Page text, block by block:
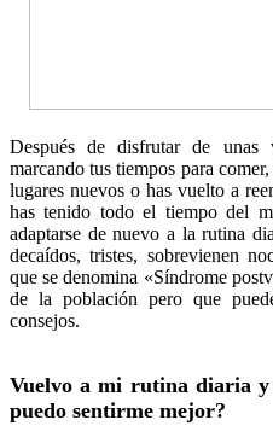
Después de disfrutar de unas
marcando tus tiempos para
lugares nuevos o has vuelto a
has tenido todo el tiempo del
adaptarse de nuevo a la rutina
decaídos, tristes, sobrevienen
que se denomina «Síndrome
de la población pero que
consejos.
Vuelvo a mi rutina diaria y
puedo sentirme mejor?